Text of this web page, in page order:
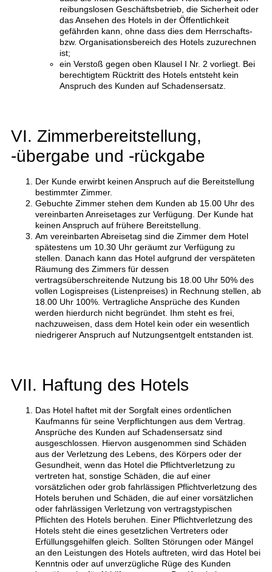
reibungslosen Geschäftsbetrieb, die Sicherheit oder
das Ansehen des Hotels in der Öffentlichkeit
gefährden kann, ohne dass dies dem Herrschafts-
bzw. Organisationsbereich des Hotels zuzurechnen
ist;
ein Verstoß gegen oben Klausel I Nr. 2 vorliegt. Bei
berechtigtem Rücktritt des Hotels entsteht kein
Anspruch des Kunden auf Schadensersatz.
VI. Zimmerbereitstellung,
-übergabe und -rückgabe
Der Kunde erwirbt keinen Anspruch auf die Bereitstellung
bestimmter Zimmer.
Gebuchte Zimmer stehen dem Kunden ab 15.00 Uhr des
vereinbarten Anreisetages zur Verfügung. Der Kunde hat
keinen Anspruch auf frühere Bereitstellung.
Am vereinbarten Abreisetag sind die Zimmer dem Hotel
spätestens um 10.30 Uhr geräumt zur Verfügung zu
stellen. Danach kann das Hotel aufgrund der verspäteten
Räumung des Zimmers für dessen
vertragsüberschreitende Nutzung bis 18.00 Uhr 50% des
vollen Logispreises (Listenpreises) in Rechnung stellen, ab
18.00 Uhr 100%. Vertragliche Ansprüche des Kunden
werden hierdurch nicht begründet. Ihm steht es frei,
nachzuweisen, dass dem Hotel kein oder ein wesentlich
niedrigerer Anspruch auf Nutzungsentgelt entstanden ist.
VII. Haftung des Hotels
Das Hotel haftet mit der Sorgfalt eines ordentlichen
Kaufmanns für seine Verpflichtungen aus dem Vertrag.
Ansprüche des Kunden auf Schadensersatz sind
ausgeschlossen. Hiervon ausgenommen sind Schäden
aus der Verletzung des Lebens, des Körpers oder der
Gesundheit, wenn das Hotel die Pflichtverletzung zu
vertreten hat, sonstige Schäden, die auf einer
vorsätzlichen oder grob fahrlässigen Pflichtverletzung des
Hotels beruhen und Schäden, die auf einer vorsätzlichen
oder fahrlässigen Verletzung von vertragstypischen
Pflichten des Hotels beruhen. Einer Pflichtverletzung des
Hotels steht die eines gesetzlichen Vertreters oder
Erfüllungsgehilfen gleich. Sollten Störungen oder Mängel
an den Leistungen des Hotels auftreten, wird das Hotel bei
Kenntnis oder auf unverzügliche Rüge des Kunden